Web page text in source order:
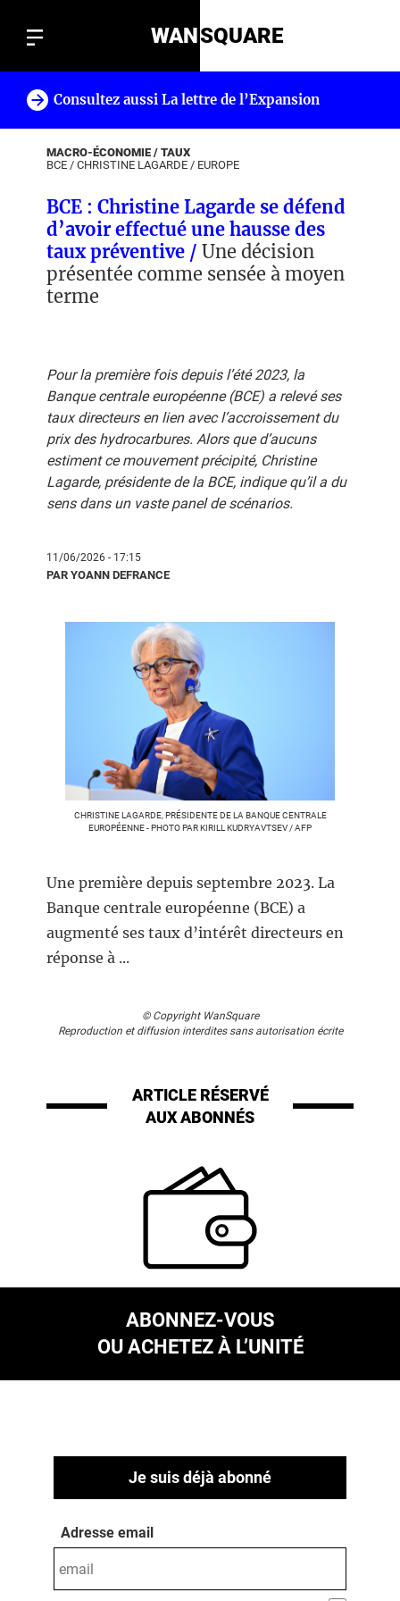
WANSQUARE
Consultez aussi La lettre de l’Expansion
MACRO-ÉCONOMIE / TAUX
BCE / CHRISTINE LAGARDE / EUROPE
BCE : Christine Lagarde se défend
d’avoir effectué une hausse des
taux préventive / Une décision
présentée comme sensée à moyen
terme
Pour la première fois depuis l’été 2023, la
Banque centrale européenne (BCE) a relevé ses
taux directeurs en lien avec l’accroissement du
prix des hydrocarbures. Alors que d’aucuns
estiment ce mouvement précipité, Christine
Lagarde, présidente de la BCE, indique qu’il a du
sens dans un vaste panel de scénarios.
11/06/2026 - 17:15
PAR YOANN DEFRANCE
CHRISTINE LAGARDE, PRÉSIDENTE DE LA BANQUE CENTRALE
EUROPÉENNE - PHOTO PAR KIRILL KUDRYAVTSEV / AFP
Une première depuis septembre 2023. La
Banque centrale européenne (BCE) a
augmenté ses taux d’intérêt directeurs en
réponse à ...
© Copyright WanSquare
Reproduction et diffusion interdites sans autorisation écrite
ARTICLE RÉSERVÉ
AUX ABONNÉS
ABONNEZ-VOUS
OU ACHETEZ À L’UNITÉ
Je suis déjà abonné
Adresse email